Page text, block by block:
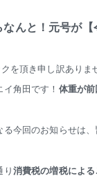
んと！元号が
を頂き申し訳ありま
角田です！ 体重が
今回のお知らせは
り 消費税の増税によ